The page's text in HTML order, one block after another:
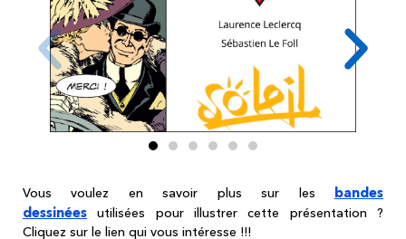
Vous voulez en savoir plus sur les bandes
dessinées utilisées pour illustrer cette présentation ?
Cliquez sur le lien qui vous intéresse !!!